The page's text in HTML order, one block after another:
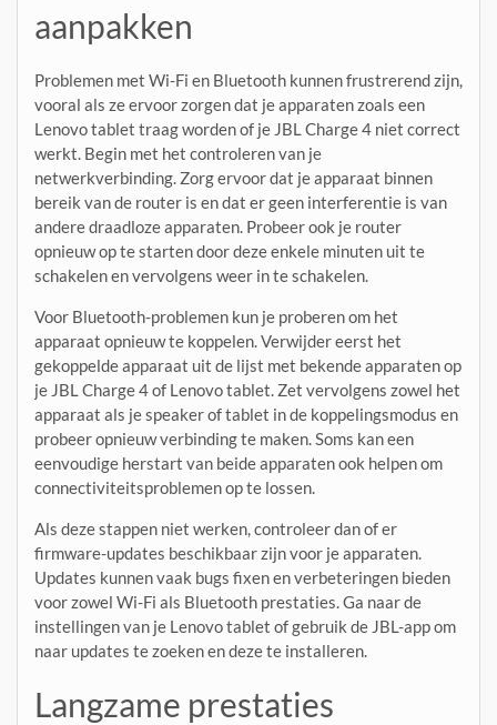
aanpakken
Problemen met Wi-Fi en Bluetooth kunnen frustrerend zijn,
vooral als ze ervoor zorgen dat je apparaten zoals een
Lenovo tablet traag worden of je JBL Charge 4 niet correct
werkt. Begin met het controleren van je
netwerkverbinding. Zorg ervoor dat je apparaat binnen
bereik van de router is en dat er geen interferentie is van
andere draadloze apparaten. Probeer ook je router
opnieuw op te starten door deze enkele minuten uit te
schakelen en vervolgens weer in te schakelen.
Voor Bluetooth-problemen kun je proberen om het
apparaat opnieuw te koppelen. Verwijder eerst het
gekoppelde apparaat uit de lijst met bekende apparaten op
je JBL Charge 4 of Lenovo tablet. Zet vervolgens zowel het
apparaat als je speaker of tablet in de koppelingsmodus en
probeer opnieuw verbinding te maken. Soms kan een
eenvoudige herstart van beide apparaten ook helpen om
connectiviteitsproblemen op te lossen.
Als deze stappen niet werken, controleer dan of er
firmware-updates beschikbaar zijn voor je apparaten.
Updates kunnen vaak bugs fixen en verbeteringen bieden
voor zowel Wi-Fi als Bluetooth prestaties. Ga naar de
instellingen van je Lenovo tablet of gebruik de JBL-app om
naar updates te zoeken en deze te installeren.
Langzame prestaties